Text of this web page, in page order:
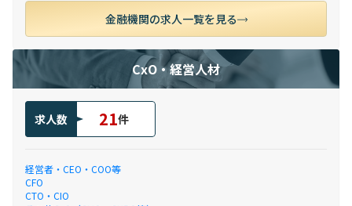
金融機関の求人一覧を見る
CxO・経営人材
求人数 21件
経営者・CEO・COO等
CFO
CTO・CIO